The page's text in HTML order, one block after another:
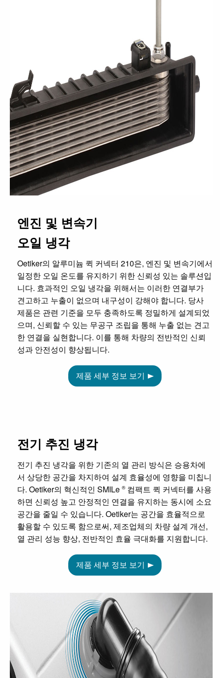
엔진 및 변속기
오일 냉각
Oetiker의 알루미늄 퀵 커넥터 210은, 엔진 및 변속기에서
일정한 오일 온도를 유지하기 위한 신뢰성 있는 솔루션입
니다. 효과적인 오일 냉각을 위해서는 이러한 연결부가
견고하고 누출이 없으며 내구성이 강해야 합니다. 당사
제품은 관련 기준을 모두 충족하도록 정밀하게 설계되었
으며, 신뢰할 수 있는 무공구 조립을 통해 누출 없는 견고
한 연결을 실현합니다. 이를 통해 차량의 전반적인 신뢰
성과 안전성이 향상됩니다.
제품 세부 정보 보기
전기 추진 냉각
전기 추진 냉각을 위한 기존의 열 관리 방식은 승용차에
서 상당한 공간을 차지하여 설계 효율성에 영향을 미칩니
다. Oetiker의 혁신적인 SMILe ®컴팩트 퀵 커넥터를 사용
하면 신뢰성 높고 안정적인 연결을 유지하는 동시에 소요
공간을 줄일 수 있습니다. Oetiker는 공간을 효율적으로
활용할 수 있도록 함으로써, 제조업체의 차량 설계 개선,
열 관리 성능 향상, 전반적인 효율 극대화를 지원합니다.
제품 세부 정보 보기